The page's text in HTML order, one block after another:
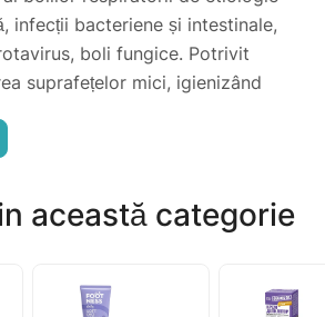
infecții bacteriene și intestinale,
boli fungice. Potrivit
suprafețelor mici, igienizând
această categorie